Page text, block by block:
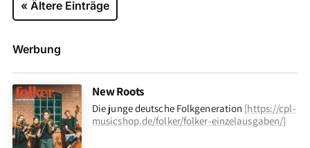
« Ältere Einträge
Werbung
New Roots
Die junge deutsche Folkgeneration [https://cpl-
musicshop.de/folker/folker-einzelausgaben/]